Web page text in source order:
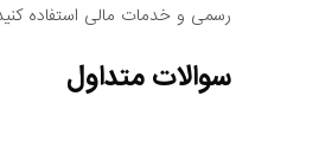
رسمی و خدمات مالی استفاده
سوالات متداول